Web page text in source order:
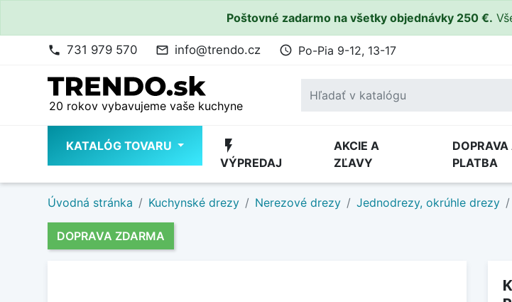
Poštovné zadarmo na všetky objednávky 250 €.
phone 731 979 570 mail_outline info@trendo.cz access_time Po-Pia 9-12, 13-17
20 rokov vybavujeme vaše kuchyne
KATALÓG TOVARU flash_on
VÝPREDAJ
AKCIE A
ZĽAVY
DOPRAVA
PLATBA
Úvodná stránka Kuchynské drezy Nerezové drezy Jednodrezy, okrúhle drezy
DOPRAVA ZDARMA